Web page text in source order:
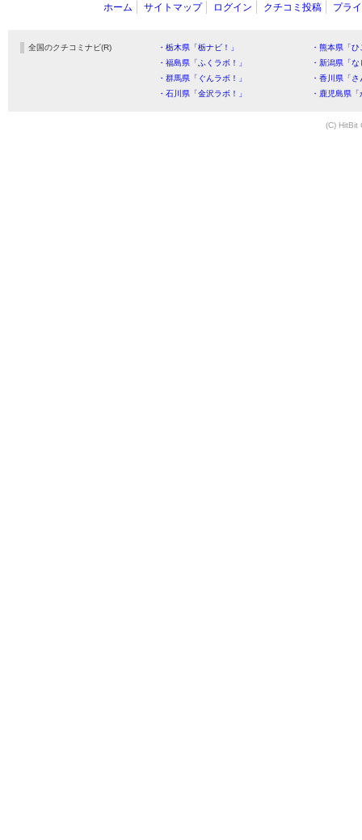
ホーム サイトマップ ログイン クチコミ投稿 プラ
全国のクチコミナビ(R) ・栃木県「栃ナビ！」
・熊本県「
・福島県「ふくラボ！」
・新潟県「
・群馬県「ぐんラボ！」
・香川県「
・石川県「金沢ラボ！」
・鹿児島県
(C) HitBit